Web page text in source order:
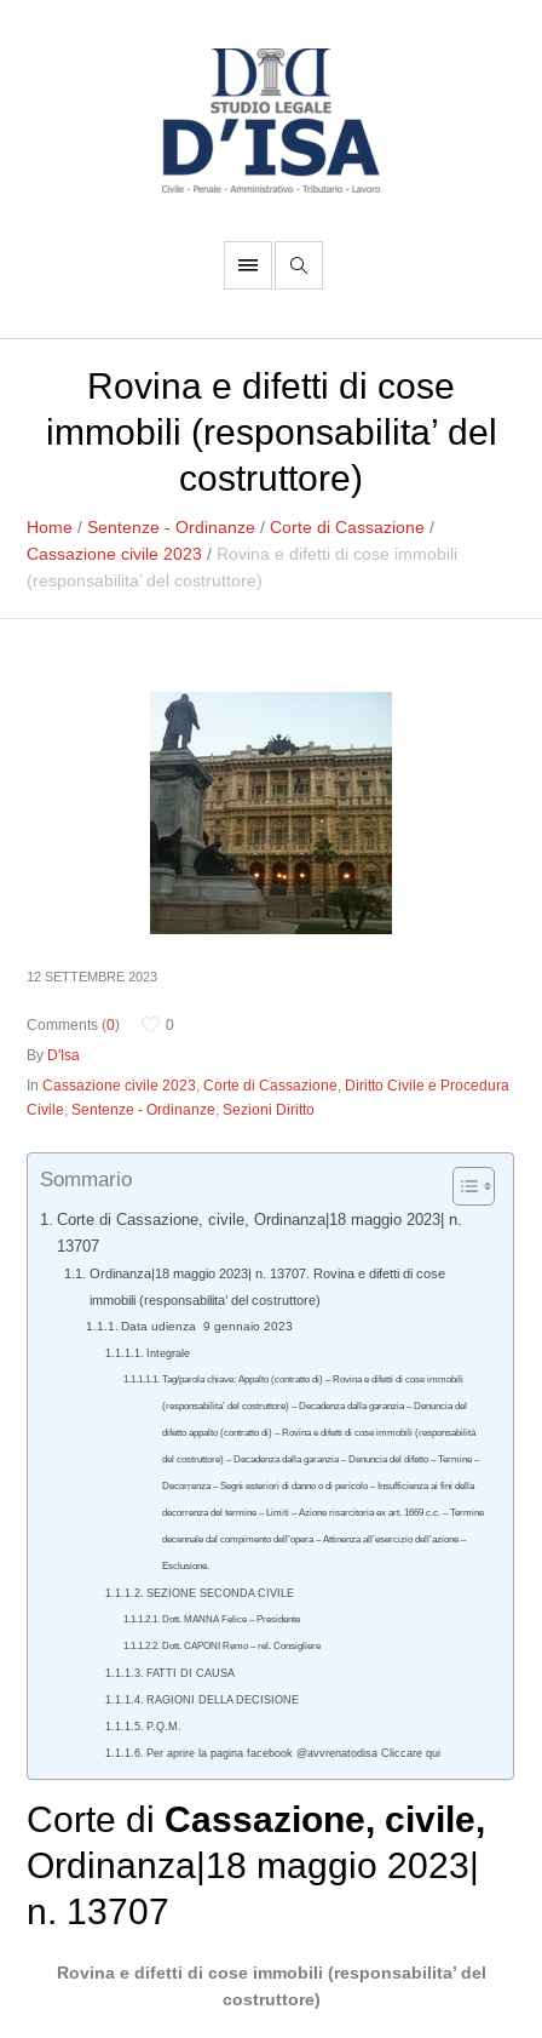
Rovina e difetti di cose
immobili (responsabilita’ del
costruttore)
Home /Sentenze - Ordinanze /Corte di Cassazione /
Cassazione civile 2023 / Rovina e difetti di cose immobili
(responsabilita’ del costruttore)
12 SETTEMBRE 2023
Comments (0)
0
By D'Isa
InCassazione civile 2023,Corte di Cassazione, Diritto Civile e Procedura
Civile,Sentenze - Ordinanze,Sezioni Diritto
Sommario
Corte di Cassazione, civile, Ordinanza|18 maggio 2023| n.
13707
Ordinanza|18 maggio 2023| n. 13707. Rovina e difetti di cose
immobili (responsabilita’ del costruttore)
Data udienza 9 gennaio 2023
Integrale
Tag/parola chiave: Appalto (contratto di) – Rovina e difetti di cose immobili
(responsabilita’ del costruttore) – Decadenza dalla garanzia – Denuncia del
difetto appalto (contratto di) – Rovina e difetti di cose immobili (responsabilità
del costruttore) – Decadenza dalla garanzia – Denuncia del difetto – Termine –
Decorrenza – Segni esteriori di danno o di pericolo – Insufficienza ai fini della
decorrenza del termine – Limiti – Azione risarcitoria ex art. 1669 c.c. – Termine
decennale dal compimento dell’opera – Attinenza all’esercizio dell’azione –
Esclusione.
SEZIONE SECONDA CIVILE
Dott. MANNA Felice – Presidente
Dott. CAPONI Remo – rel. Consigliere
FATTI DI CAUSA
RAGIONI DELLA DECISIONE
P.Q.M.
Per aprire la pagina facebook @avvrenatodisa Cliccare qui
Corte di Cassazione, civile,
Ordinanza|18 maggio 2023|
n. 13707
Rovina e difetti di cose immobili (responsabilita’ del
costruttore)